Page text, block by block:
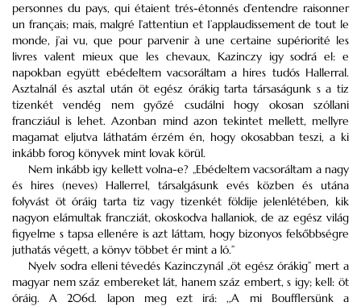
personnes du pays, qui étaient trés-étonnés d’entendre raisonner
un français; mais, malgré l’attentiun et 1’applaudissement de tout le
monde, j’ai vu, que pour parvenir à une certaine supériorité les
livres valent mieux que les chevaux, Kazinczy igy sodrá el: e
napokban együtt ebédeltem vacsoráltam a hires tudós Hallerral.
Asztalnál és asztal után öt egész órákig tarta társaságunk s a tiz
tizenkét vendég nem győzé csudálni hogy okosan szóllani
francziául is lehet. Azonban mind azon tekintet mellett, mellyre
magamat eljutva láthatám érzém én, hogy okosabban teszi, a ki
inkább forog könyvek mint lovak körül.
Nem inkább igy kellett volna-e? „Ebédeltem vacsoráltam a nagy
és hires (neves) Hallerrel, társalgásunk evés közben és utána
folyvást öt óráig tarta tiz vagy tizenkét földije jelenlétében, kik
nagyon elámultak francziát, okoskodva hallaniok, de az egész világ
figyelme s tapsa ellenére is azt láttam, hogy bizonyos felsőbbségre
juthatás végett, a könyv többet ér mint a ló.”
Nyelv sodra elleni tévedés Kazinczynál „öt egész órákig” mert a
magyar nem száz embereket lát, hanem száz embert, s igy; kell: öt
óráig. A 206d. lapon meg ezt irá: ,,A mi Boufflersünk a